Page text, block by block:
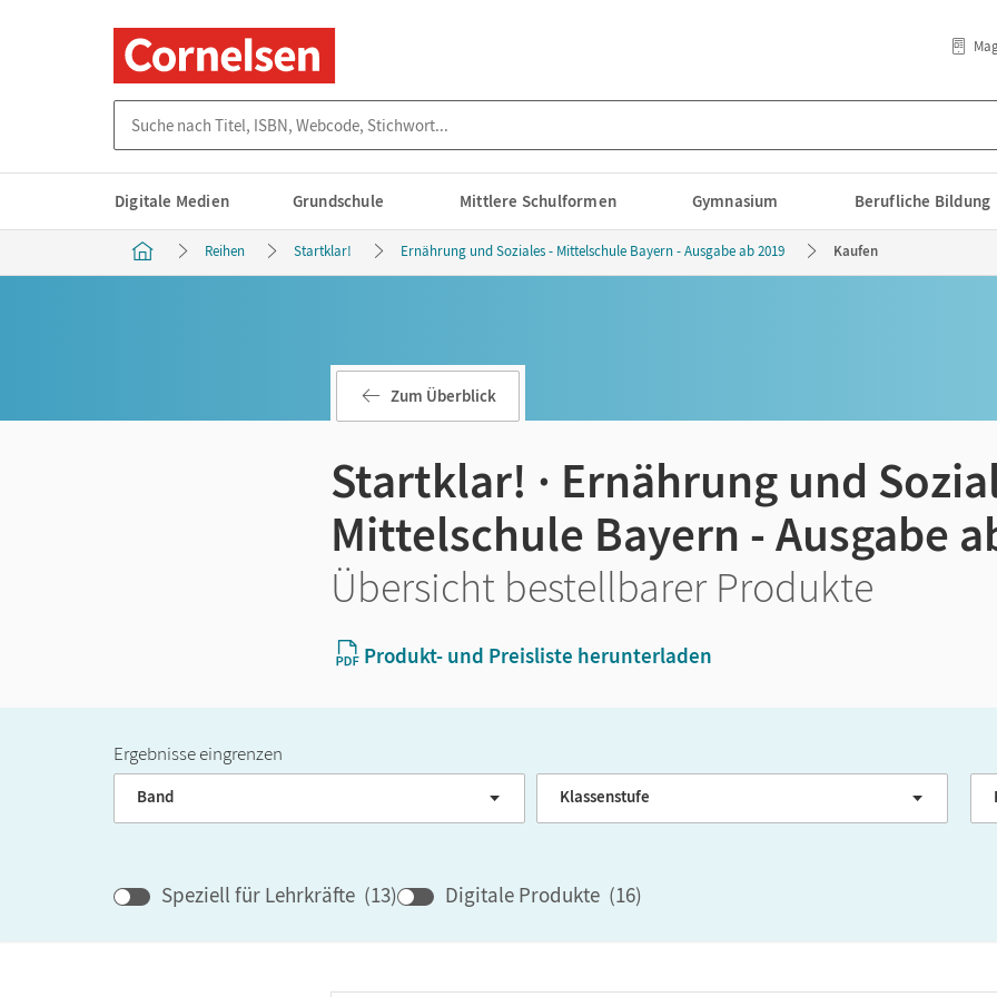
Digitale Medien Grundschule Mittlere Schulformen Gymnasium Berufliche Bildung
Reihen Startklar! Ernährung und Soziales - Mittelschule Bayern - Ausgabe ab 2019 Kaufen
Zum Überblick
Startklar! · Ernährung und
Mittelschule Bayern - Ausgabe
Übersicht bestellbarer Produkte
Produkt- und Preisliste herunterladen
Ergebnisse eingrenzen
Band Klassenstufe
Speziell für Lehrkräfte (13) Digitale Produkte (16)